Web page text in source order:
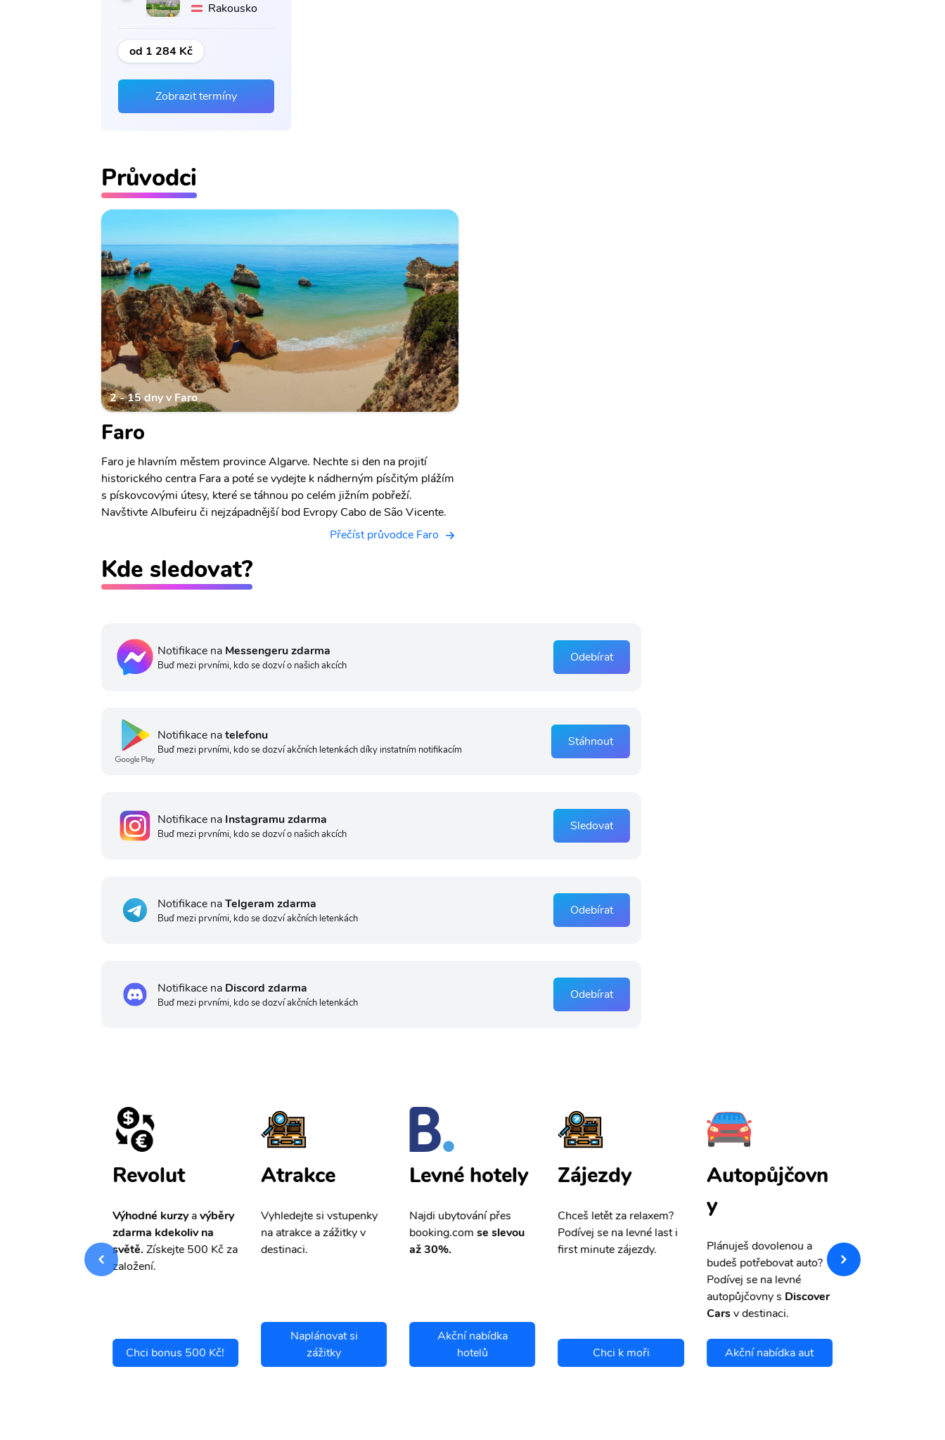
Rakousko
od 1 284 Kč
Zobrazit termíny
Průvodci
2 - 15 dny v Faro
Faro
Faro je hlavním městem province Algarve. Nechte si den na projití
historického centra Fara a poté se vydejte k nádherným písčitým plážím
s pískovcovými útesy, které se táhnou po celém jižním pobřeží.
Navštivte Albufeiru či nejzápadnější bod Evropy Cabo de São Vicente.
Přečíst průvodce Faro
Kde sledovat?
Notifikace na Messengeru zdarma
Buď mezi prvními, kdo se dozví o našich akcích
Odebírat
Notifikace natelefonu
Buď mezi prvními, kdo se dozví akčních letenkách díky instatním notifikacím
Stáhnout
Notifikace na Instagramu zdarma
Buď mezi prvními, kdo se dozví o našich akcích
Sledovat
Notifikace naTelgeram zdarma
Buď mezi prvními, kdo se dozví akčních letenkách
Odebírat
Notifikace na Discord zdarma
Buď mezi prvními, kdo se dozví akčních letenkách
Odebírat
Revolut
Výhodné kurzyavýběry
zdarma kdekoliv na
světě.Získejte 500 Kč za
založení.
Chci bonus 500 Kč!
Atrakce
Vyhledejte si vstupenky
na atrakce a zážitky v
destinaci.
Naplánovat si
zážitky
Levné hotely
Najdi ubytování přes
booking.comse slevou
až 30%.
Akční nabídka
hotelů
Zájezdy
Chceš letět za relaxem?
Podívej se na levné last i
first minute zájezdy.
Chci k moři
Autopůjčovn
y
Plánuješ dovolenou a
budeš potřebovat auto?
Podívej se na levné
autopůjčovny s Discover
Carsv destinaci.
Akční nabídka aut
pojištění a
storno.